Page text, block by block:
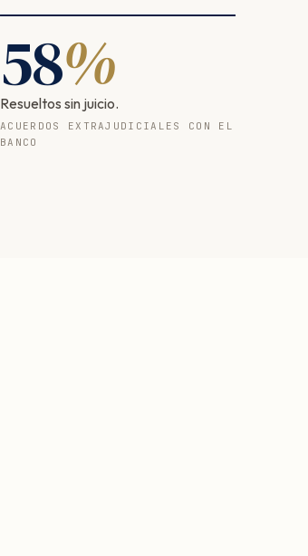
58%
Resueltos sin juicio.
ACUERDOS EXTRAJUDICIALES CON EL
BANCO